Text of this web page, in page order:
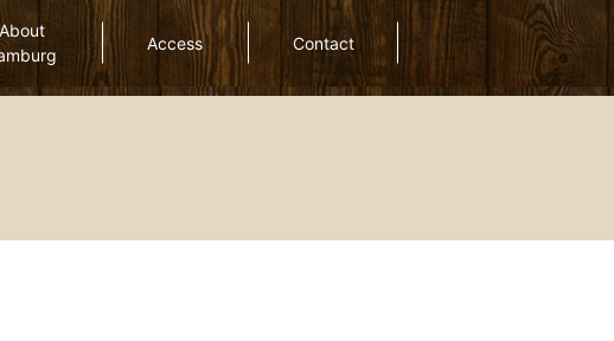
About
Access Contact